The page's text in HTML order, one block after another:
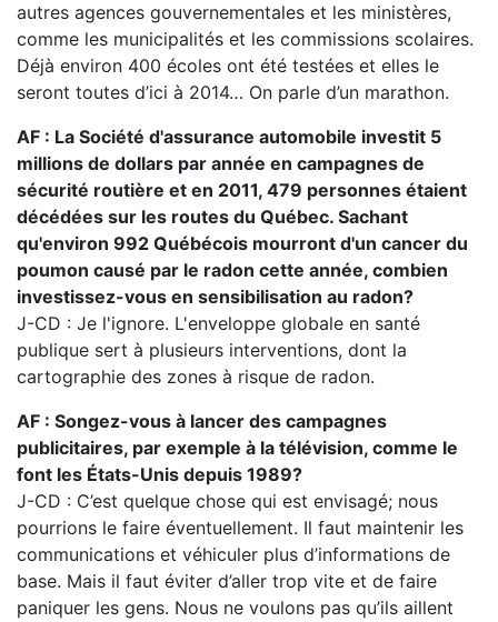
autres agences gouvernementales et les ministères,
comme les municipalités et les commissions scolaires.
Déjà environ 400 écoles ont été testées et elles le
seront toutes d’ici à 2014… On parle d’un marathon.
AF : La Société d'assurance automobile investit 5
millions de dollars par année en campagnes de
sécurité routière et en 2011, 479 personnes étaient
décédées sur les routes du Québec. Sachant
qu'environ 992 Québécois mourront d'un cancer du
poumon causé par le radon cette année, combien
investissez-vous en sensibilisation au radon?
J-CD : Je l'ignore. L'enveloppe globale en santé
publique sert à plusieurs interventions, dont la
cartographie des zones à risque de radon.
AF : Songez-vous à lancer des campagnes
publicitaires, par exemple à la télévision, comme le
font les États-Unis depuis 1989?
J-CD : C’est quelque chose qui est envisagé; nous
pourrions le faire éventuellement. Il faut maintenir les
communications et véhiculer plus d’informations de
base. Mais il faut éviter d’aller trop vite et de faire
paniquer les gens. Nous ne voulons pas qu’ils aillent